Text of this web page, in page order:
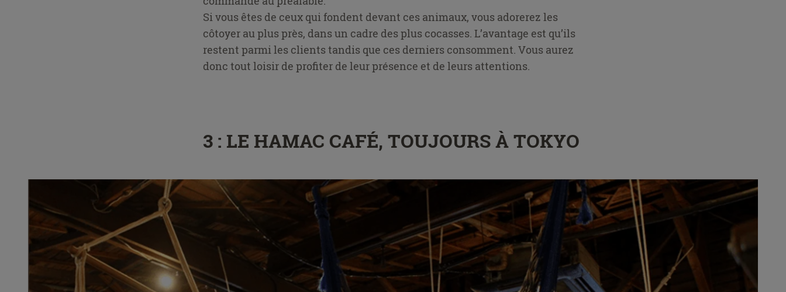
Si vous êtes de ceux qui fondent devant ces animaux, vous adorerez les
côtoyer au plus près, dans un cadre des plus cocasses. L’avantage est qu’ils
restent parmi les clients tandis que ces derniers consomment. Vous aurez
donc tout loisir de profiter de leur présence et de leurs attentions.
3 : LE HAMAC CAFÉ, TOUJOURS À TOKYO